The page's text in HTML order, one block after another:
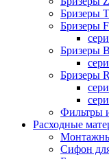
Бризеры
Бризеры
Бризеры
Бризеры
Фильтры
Расходные
Сифон